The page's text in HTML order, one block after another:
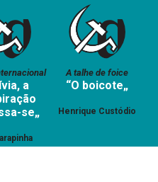
a
se„
A talhe de foice
“O boicote„
Henrique Custódio